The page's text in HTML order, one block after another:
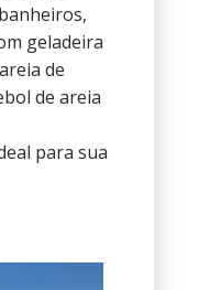
geladeira
de
de areia
para sua